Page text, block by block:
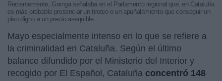
Recientemente, Garriga señalaba en el Parlamento regional que, en Cataluña
es más probable presenciar un tiroteo o un apuñalamiento que conseguir un
piso digno a un precio asequible
Mayo especialmente intenso en lo que se refiere a
la criminalidad en Cataluña. Según el último
balance difundido por el Ministerio del Interior y
recogido por El Español, Cataluña concentró 148